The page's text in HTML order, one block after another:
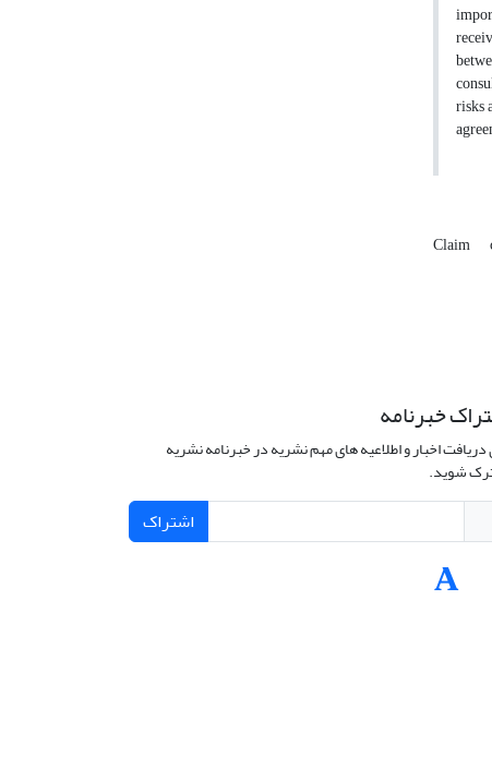
risks
Claim
خبرنامه
دریافت اخبار و اطلاعیه های مهم نشریه در خبرنامه نشریه
شوید.
اشتراک